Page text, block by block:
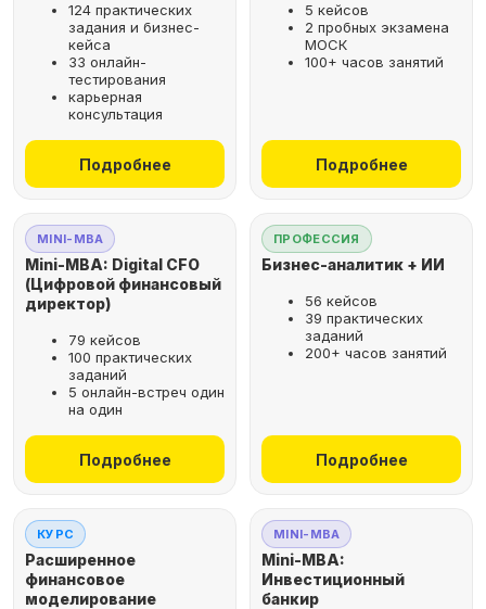
124 практических
задания и бизнес-
кейса
33 онлайн-
тестирования
карьерная
консультация
Подробнее
5 кейсов
2 пробных экзамена
МОСК
100+ часов занятий
Подробнее
MINI-MBA
Mini-MBA: Digital CFO
(Цифровой финансовый
директор)
79 кейсов
100 практических
заданий
5 онлайн-встреч один
на один
Подробнее
ПРОФЕССИЯ
Бизнес-аналитик + ИИ
56 кейсов
39 практических
заданий
200+ часов занятий
Подробнее
КУРС
Расширенное
финансовое
моделирование
MINI-MBA
Mini-MBA:
Инвестиционный
банкир